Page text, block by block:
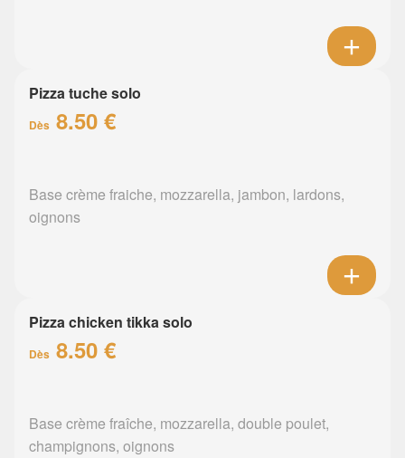
Pizza tuche solo
Dès 8.50 €
Base crème fraiche, mozzarella, jambon, lardons,
oignons
Pizza chicken tikka solo
Dès 8.50 €
Base crème fraîche, mozzarella, double poulet,
champignons, oignons